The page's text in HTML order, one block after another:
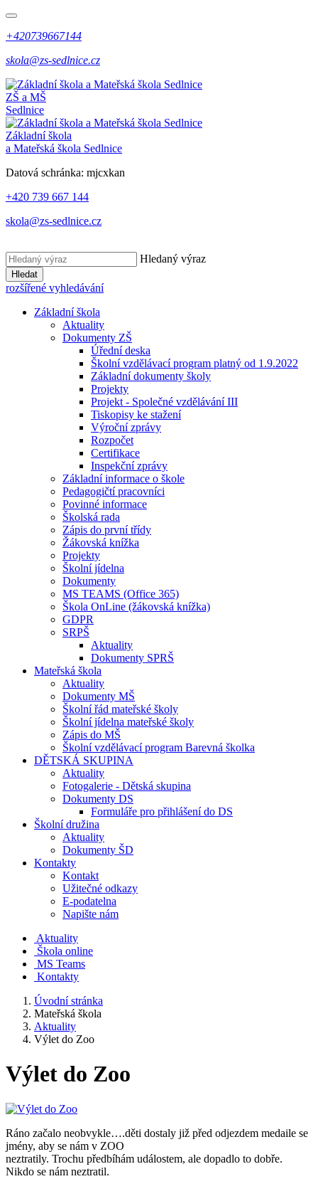
+420739667144
skola@zs-sedlnice.cz
ZŠ a MŠ
Sedlnice
Základní škola
a Mateřská škola Sedlnice
Datová schránka: mjcxkan
+420 739 667 144
skola@zs-sedlnice.cz
Hledaný výraz
Hledat
rozšířené vyhledávání
Základní škola
Aktuality
Dokumenty ZŠ
Úřední deska
Školní vzdělávací program platný od 1.9.2022
Základní dokumenty školy
Projekty
Projekt - Společné vzdělávání III
Tiskopisy ke stažení
Výroční zprávy
Rozpočet
Certifikace
Inspekční zprávy
Základní informace o škole
Pedagogičtí pracovníci
Povinné informace
Školská rada
Zápis do první třídy
Žákovská knížka
Projekty
Školní jídelna
Dokumenty
MS TEAMS (Office 365)
Škola OnLine (žákovská knížka)
GDPR
SRPŠ
Aktuality
Dokumenty SPRŠ
Mateřská škola
Aktuality
Dokumenty MŠ
Školní řád mateřské školy
Školní jídelna mateřské školy
Zápis do MŠ
Školní vzdělávací program Barevná školka
DĚTSKÁ SKUPINA
Aktuality
Fotogalerie - Dětská skupina
Dokumenty DS
Formuláře pro přihlášení do DS
Školní družina
Aktuality
Dokumenty ŠD
Kontakty
Kontakt
Užitečné odkazy
E-podatelna
Napište nám
Aktuality
Škola online
MS Teams
Kontakty
Úvodní stránka
Mateřská škola
Aktuality
Výlet do Zoo
Výlet do Zoo
Ráno začalo neobvykle….děti dostaly již před odjezdem medaile se
jmény, aby se nám v ZOO
neztratily. Trochu předbíhám událostem, ale dopadlo to dobře.
Nikdo se nám neztratil.